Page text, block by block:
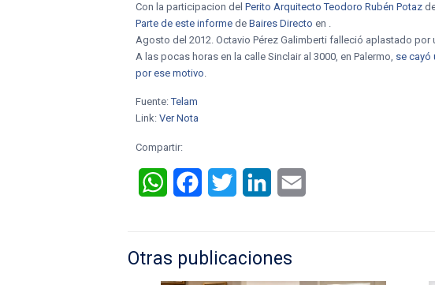
Con la participacion delPerito Arquitecto Teodoro Rubén Potaz
Parte de este informe deBaires Directo en .
Agosto del 2012. Octavio Pérez Galimberti falleció aplastado por
A las pocas horas en la calle Sinclair al 3000, en Palermo, se cayó
por ese motivo.
Fuente:Telam
Link:Ver Nota
Compartir:
WhatsAppFacebookTwitter LinkedIn
Otras publicaciones